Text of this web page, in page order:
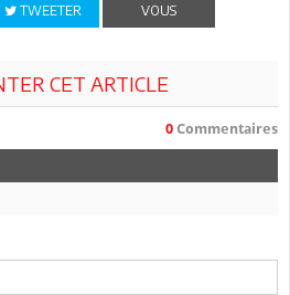
TWEETER
VOUS
CET ARTICLE
0 Commentaires